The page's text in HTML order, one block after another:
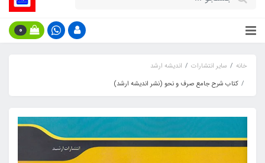
0
خانه سایر انتشارات
اندیشه ارشد
کتاب شرح جامع صرف و نحو (نشر اندیشه ارشد)